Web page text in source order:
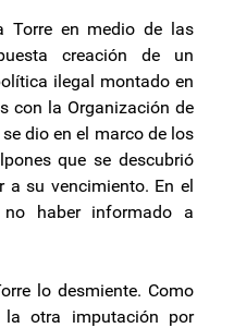
Torre en medio de las
creación de un
ilegal montado en
con la Organización de
dio en el marco de los
que se descubrió
a su vencimiento. En el
haber informado a
lo desmiente. Como
otra imputación por